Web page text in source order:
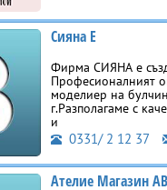
Сияна Е
Фирма СИЯНА е
Професионалният
моделиер на
г.Разполагаме с
и
0331/ 2 12 37
Ателие Магазин